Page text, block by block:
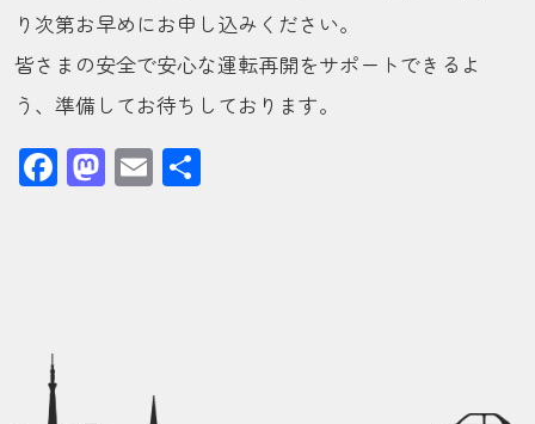
り次第お早めにお申し込みください。
皆さまの安全で安心な運転再開をサポートできるよ
う、準備してお待ちしております。
Facebook
Mastodon
Email